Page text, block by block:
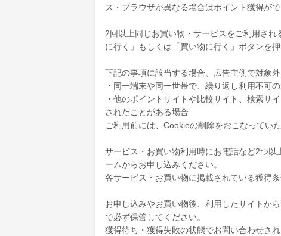
ス・ブラウザが異なる場合はポイント獲得がで
2回以上同じお買い物・サービスをご利用さ
に行く」もしくは「買い物に行く」ボタンを
下記の事項に該当する場合、広告主側で対象
・同一端末や同一世帯で、繰り返し利用不可
・他のポイントサイトや比較サイト、検索サ
されたことがある場合
ご利用前には、Cookieの削除をおこなってい
サービス・お買い物利用時にお電話など2つ
ームからお申し込みください。
各サービス・お買い物に掲載されている獲得
お申し込みやお買い物後、利用したサイトか
で必ず保管してください。
獲得待ち・獲得失敗の状態でお問い合わせさ